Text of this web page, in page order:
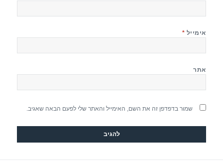
אימייל *
אתר
שמור בדפדפן זה את השם, האימייל והאתר שלי לפעם הבאה שאגיב.